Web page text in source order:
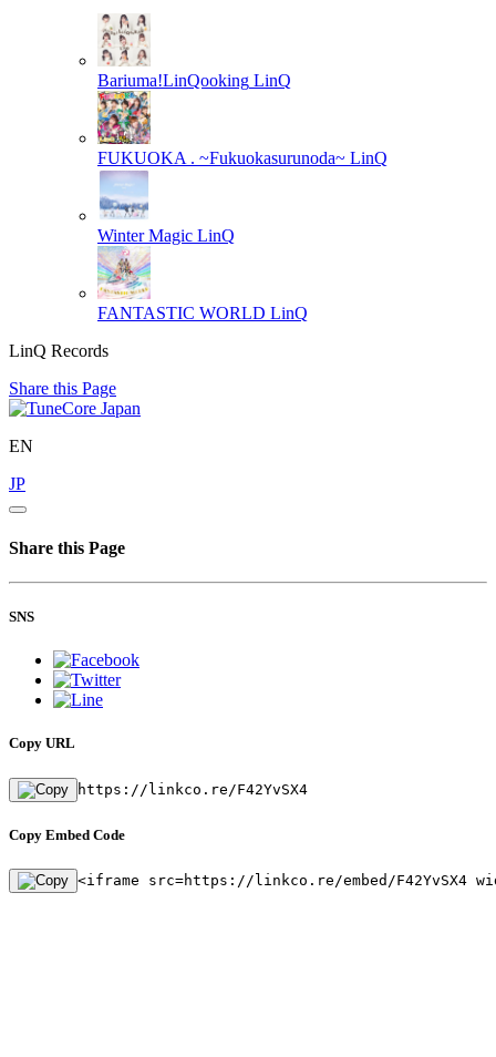
Bariuma!LinQooking LinQ
FUKUOKA . ~Fukuokasurunoda~ LinQ
Winter Magic LinQ
FANTASTIC WORLD LinQ
LinQ Records
Share this Page
EN
JP
Share this Page
SNS
Copy URL
https://linkco.re/F42YvSX4
Copy Embed Code
<iframe src=https://linkco.re/embed/F42YvSX4